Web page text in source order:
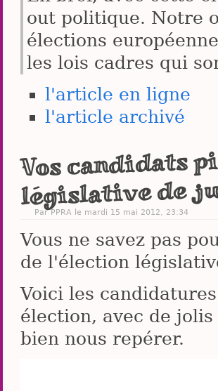
out politique. Notre
élections
les lois cadres qui
l'article en ligne
l'article archivé
Vos candidats
législative de
Par PPRA le mardi 15 mai 2012, 23:34
Vous ne savez pas
de l'élection
Voici les
élection, avec de
bien nous repérer.